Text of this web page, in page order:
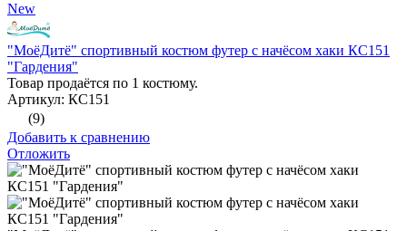
New
"МоёДитё" спортивный костюм футер с начёсом хаки КС151
"Гардения"
Товар продаётся по 1 костюму.
Артикул: КС151
(9)
Добавить к сравнению
Отложить